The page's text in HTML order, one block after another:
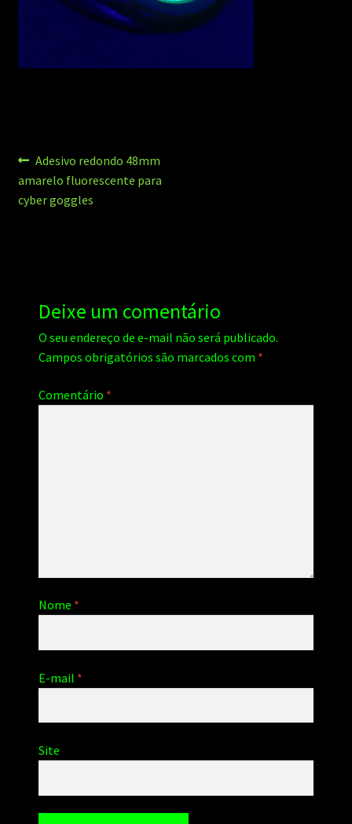
Navegação
de
Post
anterior:
Adesivo redondo 48mm
amarelo fluorescente para
cyber goggles
Deixe um comentário
O seu endereço de e-mail não será publicado.
Campos obrigatórios são marcados com *
Comentário *
Nome *
E-mail *
Site